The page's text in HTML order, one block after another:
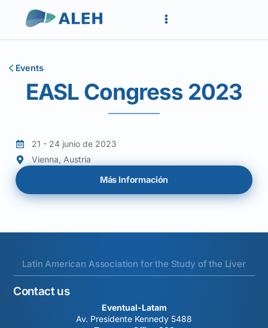
Events
EASL Congress 2023
21 - 24 junio de 2023
Vienna, Austria
Más Información
Latin American Association for the Study of the Liver
Contact us
Eventual-Latam
Av. Presidente Kennedy 5488